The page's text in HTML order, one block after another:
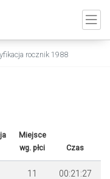
rocznik 1988
Miejsce
wg. płci
Czas
11 00:21:27